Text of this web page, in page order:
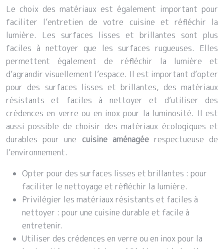
Le choix des matériaux est également important pour
faciliter l’entretien de votre cuisine et réfléchir la
lumière. Les surfaces lisses et brillantes sont plus
faciles à nettoyer que les surfaces rugueuses. Elles
permettent également de réfléchir la lumière et
d’agrandir visuellement l’espace. Il est important d’opter
pour des surfaces lisses et brillantes, des matériaux
résistants et faciles à nettoyer et d’utiliser des
crédences en verre ou en inox pour la luminosité. Il est
aussi possible de choisir des matériaux écologiques et
durables pour une cuisine aménagée respectueuse de
l’environnement.
Opter pour des surfaces lisses et brillantes : pour
faciliter le nettoyage et réfléchir la lumière.
Privilégier les matériaux résistants et faciles à
nettoyer : pour une cuisine durable et facile à
entretenir.
Utiliser des crédences en verre ou en inox pour la